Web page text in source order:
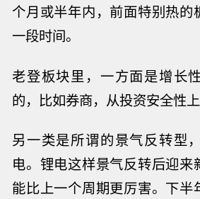
个月或半年内，前面特别热的
一段时间。
老登板块里，一方面是增长
的，比如券商， 从投资安全性上
另一类是所谓的景气反转型
电。锂电这样景气反转后迎来
能比上一个周期更厉害。 下半